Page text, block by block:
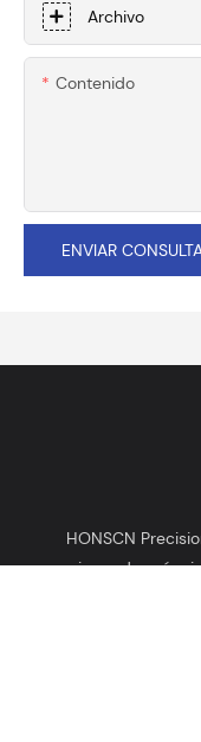
Archivo
Contenido
ENVIAR
HONSCN
piezas de